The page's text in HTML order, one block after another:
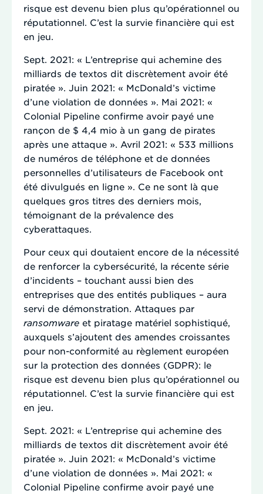
risque est devenu bien plus qu’opérationnel ou
réputationnel. C’est la survie financière qui est
en jeu.
Sept. 2021: « L’entreprise qui achemine des
milliards de textos dit discrètement avoir été
piratée ». Juin 2021: « McDonald’s victime
d’une violation de données ». Mai 2021: «
Colonial Pipeline confirme avoir payé une
rançon de $ 4,4 mio à un gang de pirates
après une attaque ». Avril 2021: « 533 millions
de numéros de téléphone et de données
personnelles d’utilisateurs de Facebook ont
été divulgués en ligne ». Ce ne sont là que
quelques gros titres des derniers mois,
témoignant de la prévalence des
cyberattaques.
Pour ceux qui doutaient encore de la nécessité
de renforcer la cybersécurité, la récente série
d’incidents – touchant aussi bien des
entreprises que des entités publiques – aura
servi de démonstration. Attaques par
ransomware et piratage matériel sophistiqué,
auxquels s’ajoutent des amendes croissantes
pour non-conformité au règlement européen
sur la protection des données (GDPR): le
risque est devenu bien plus qu’opérationnel ou
réputationnel. C’est la survie financière qui est
en jeu.
Sept. 2021: « L’entreprise qui achemine des
milliards de textos dit discrètement avoir été
piratée ». Juin 2021: « McDonald’s victime
d’une violation de données ». Mai 2021: «
Colonial Pipeline confirme avoir payé une